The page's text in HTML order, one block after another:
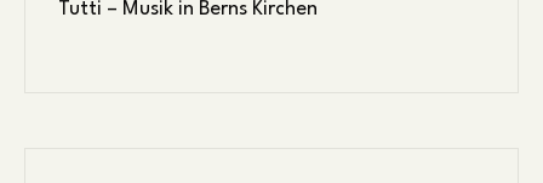
Tutti – Musik in Berns Kirchen